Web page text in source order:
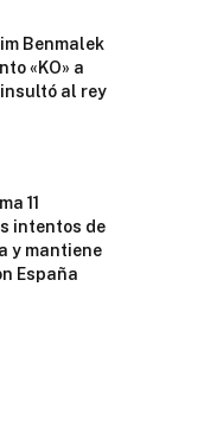
Benmalek
«KO» a
al rey
11
intentos de
y mantiene
España